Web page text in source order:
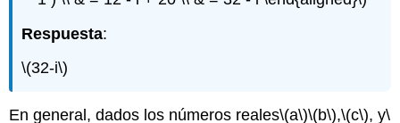
Respuesta:
\(32-i\)
En general, dados los números reales\(a\)\(b\),\(c\), y\